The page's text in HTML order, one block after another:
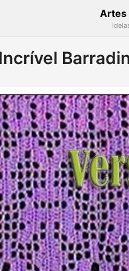
Artes